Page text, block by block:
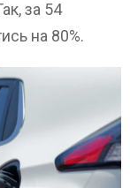
за 54
на 80%.